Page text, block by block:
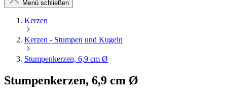
Menü schließen
Kerzen
Kerzen - Stumpen und Kugeln
Stumpenkerzen, 6,9 cm Ø
Stumpenkerzen, 6,9 cm Ø